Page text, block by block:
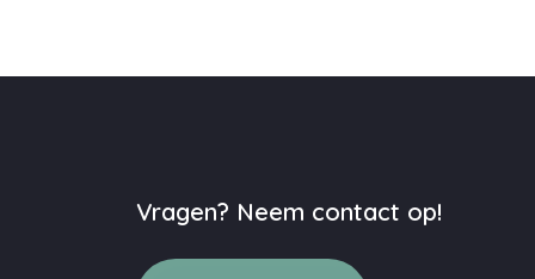
Vragen? Neem contact op!